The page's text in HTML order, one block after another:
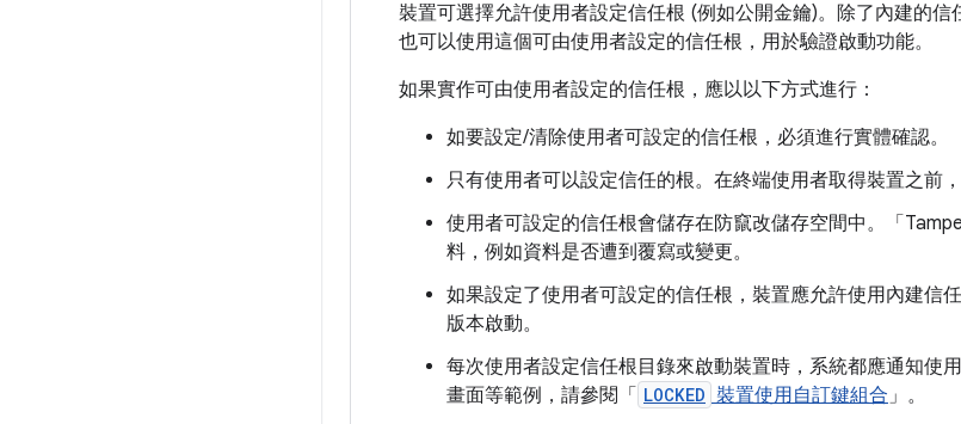
裝置可選擇允許使用者設定信任根 (例如公開金鑰)。除了內建的
也可以使用這個可由使用者設定的信任根，用於驗證啟動功能。
如果實作可由使用者設定的信任根，應以以下方式進行：
如要設定/清除使用者可設定的信任根，必須進行實體確認。
只有使用者可以設定信任的根。在終端使用者取得裝置之前
使用者可設定的信任根會儲存在防竄改儲存空間中。「
料，例如資料是否遭到覆寫或變更。
如果設定了使用者可設定的信任根，裝置應允許使用內建信
版本啟動。
每次使用者設定信任根目錄來啟動裝置時，系統都應通知使
畫面等範例，請參閱「
LOCKED 裝置使用自訂鍵組合」。